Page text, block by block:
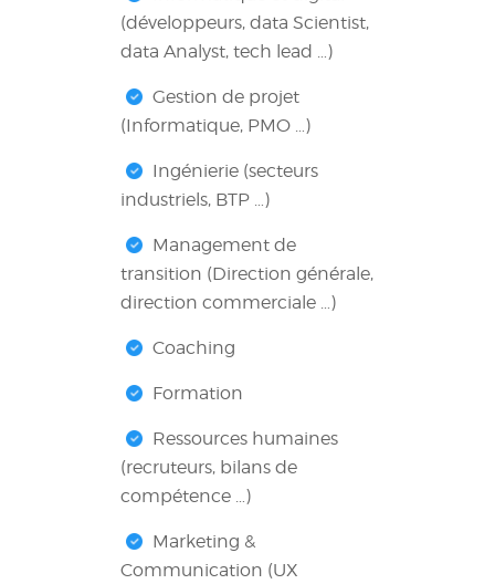
(développeurs, data Scientist,
data Analyst, tech lead …)
Gestion de projet
(Informatique, PMO …)
Ingénierie (secteurs
industriels, BTP …)
Management de
transition (Direction générale,
direction commerciale …)
Coaching
Formation
Ressources humaines
(recruteurs, bilans de
compétence …)
Marketing &
Communication (UX